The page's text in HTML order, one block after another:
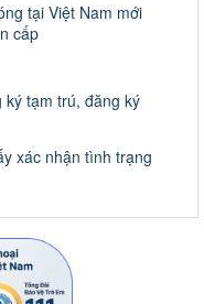
tại Việt Nam mới
cấp
tạm trú, đăng ký
xác nhận tình trạng